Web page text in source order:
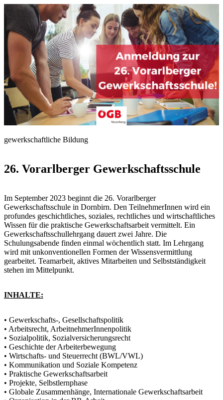
gewerkschaftliche Bildung
26. Vorarlberger Gewerkschaftsschule
Im September 2023 beginnt die 26. Vorarlberger
Gewerkschaftsschule in Dornbirn. Den TeilnehmerInnen wird ein
profundes geschichtliches, soziales, rechtliches und wirtschaftliches
Wissen für die praktische Gewerkschaftsarbeit vermittelt. Ein
Gewerkschaftsschullehrgang dauert zwei Jahre. Die
Schulungsabende finden einmal wöchentlich statt. Im Lehrgang
wird mit unkonventionellen Formen der Wissensvermittlung
gearbeitet. Teamarbeit, aktives Mitarbeiten und Selbstständigkeit
stehen im Mittelpunkt.
INHALTE:
• Gewerkschafts-, Gesellschaftspolitik
• Arbeitsrecht, ArbeitnehmerInnenpolitik
• Sozialpolitik, Sozialversicherungsrecht
• Geschichte der Arbeiterbewegung
• Wirtschafts- und Steuerrecht (BWL/VWL)
• Kommunikation und Soziale Kompetenz
• Praktische Gewerkschaftsarbeit
• Projekte, Selbstlernphase
• Globale Zusammenhänge, Internationale Gewerkschaftsarbeit